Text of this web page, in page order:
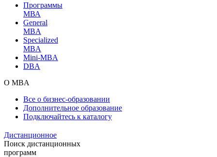
Программы
МВА
General
MBA
Specialized
MBA
Mini-MBA
DBA
О MBA
Все о бизнес-образовании
Дополнительное образование
Подключайтесь к каталогу
Дистанционное
Поиск дистанционных
программ